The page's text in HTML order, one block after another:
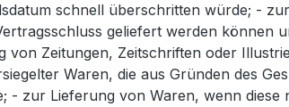
schnell überschritten würde; -
geliefert werden können
Zeitungen, Zeitschriften oder
Waren, die aus Gründen des
- zur Lieferung von Waren, wenn diese